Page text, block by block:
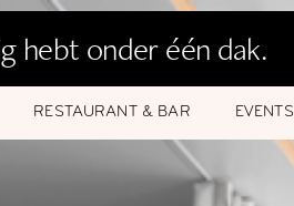
hebt onder één dak.
RESTAURANT & BAR EVENTS